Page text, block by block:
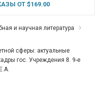
ОТ $169.00
и научная литература
сферы: актуальные
гос. Учреждения 8. 9-е